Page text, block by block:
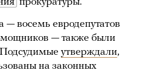
— восемь евродепутатов
— также были
утверждали,
на законных